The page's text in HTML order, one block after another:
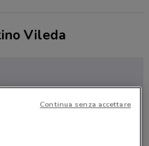
Vileda
Continua senza accettare